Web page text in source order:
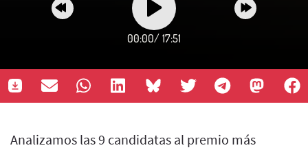
00:00/ 17:51
Analizamos las 9 candidatas al premio más